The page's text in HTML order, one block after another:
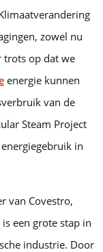
zowel nu
trots op dat we
energie kunnen
van de
Steam Project
in
van Covestro,
een grote stap in
industrie. Door